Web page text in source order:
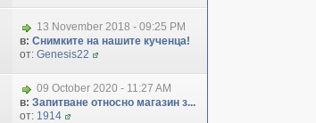
13 November 2018 - 09:25 PM
в: Снимките на нашите кученца!
от: Genesis22
09 October 2020 - 11:27 AM
в: Запитване относно магазин з...
от: 1914